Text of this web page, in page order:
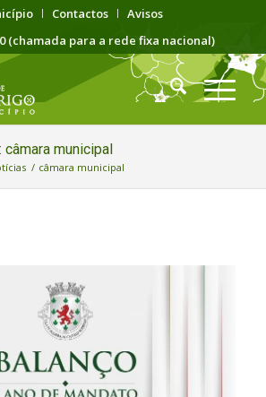
Contactos
Avisos
(chamada para a rede fixa nacional)
câmara municipal
/ câmara municipal